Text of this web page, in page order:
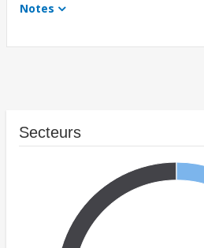
Notes
Secteurs